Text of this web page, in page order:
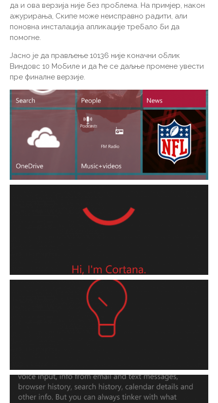
да и ова верзија није без проблема. На примјер, након
ажурирања, Скипе може неисправно радити, али
поновна инсталација апликације требало би да
помогне.
Јасно је да прављење 10136 није коначни облик
Виндовс 10 Мобиле и да ће се даљње промене увести
пре финалне верзије.